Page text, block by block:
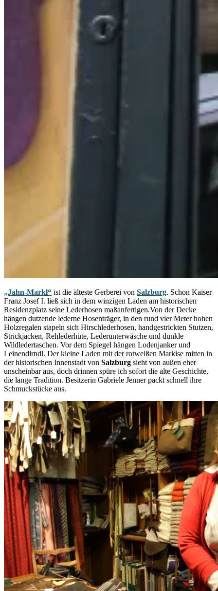
„Jahn-Markl“ ist die älteste Gerberei von Salzburg. Schon Kaiser
Franz Josef I. ließ sich in dem winzigen Laden am historischen
Residenzplatz seine Lederhosen maßanfertigen.Von der Decke
hängen dutzende lederne Hosenträger, in den rund vier Meter hohen
Holzregalen stapeln sich Hirschlederhosen, handgestrickten Stutzen,
Strickjacken, Rehlederhüte, Lederunterwäsche und dunkle
Wildledertaschen. Vor dem Spiegel hängen Lodenjanker und
Leinendirndl. Der kleine Laden mit der rotweißen Markise mitten in
der historischen Innenstadt von Salzburg sieht von außen eher
unscheinbar aus, doch drinnen spüre ich sofort die alte Geschichte,
die lange Tradition. Besitzerin Gabriele Jenner packt schnell ihre
Schmuckstücke aus.